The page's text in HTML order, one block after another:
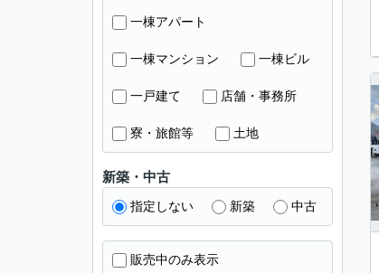
一棟アパート
一棟マンション 一棟ビル
一戸建て 店舗・事務所
寮・旅館等 土地
新築・中古
指定しない 新築 中古
販売中のみ表示